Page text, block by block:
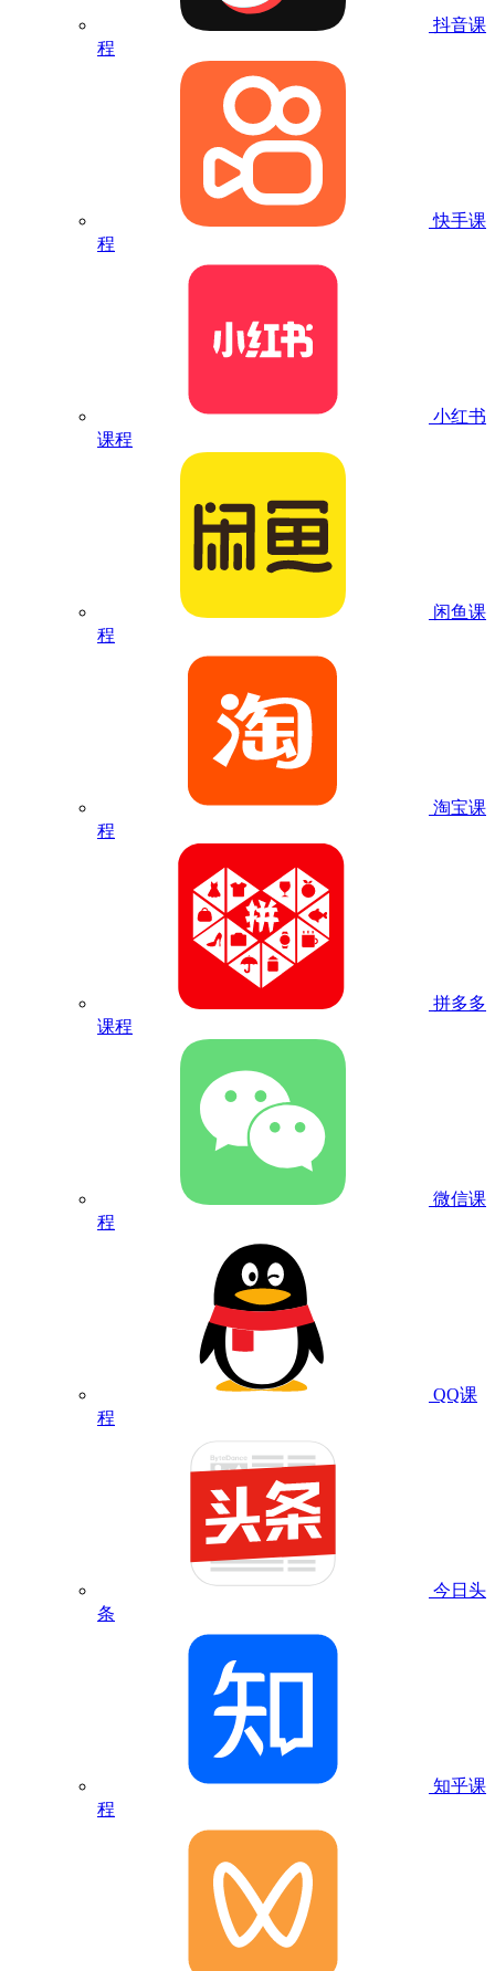
抖音课
程
快手课
程
小红书
课程
闲鱼课
程
淘宝课
程
拼多多
课程
微信课
程
QQ课
程
今日头
条
知乎课
程